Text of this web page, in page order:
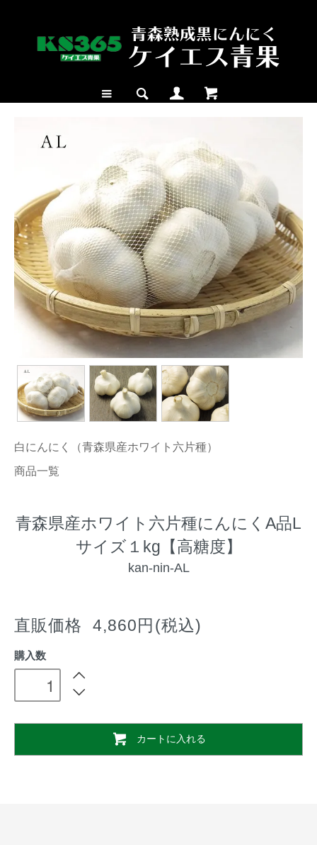
白にんにく（青森県産ホワイト六片種）
商品一覧
青森県産ホワイト六片種にんにくA品L
サイズ１kg【高糖度】
kan-nin-AL
直販価格 4,860円(税込)
購入数
カートに入れる